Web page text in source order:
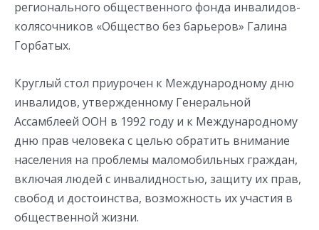
регионального общественного фонда инвалидов-
колясочников «Общество без барьеров» Галина
Горбатых.
Круглый стол приурочен к Международному дню
инвалидов, утвержденному Генеральной
Ассамблеей ООН в 1992 году и к Международному
дню прав человека с целью обратить внимание
населения на проблемы маломобильных граждан,
включая людей с инвалидностью, защиту их прав,
свобод и достоинства, возможность их участия в
общественной жизни.